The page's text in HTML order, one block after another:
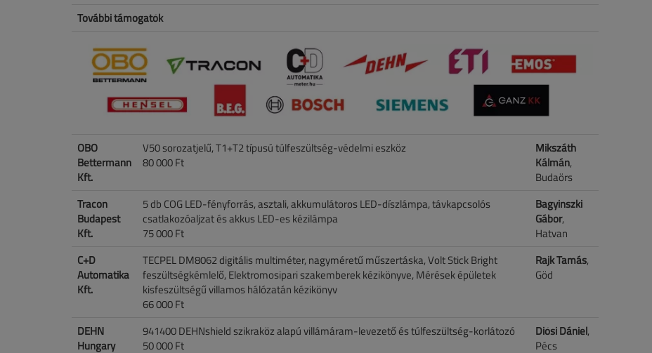
További támogatók
OBO
Bettermann
Kft.
V50 sorozatjelű, T1+T2 típusú túlfeszültség-védelmi eszköz
80 000 Ft
Mikszáth
Kálmán,
Budaörs
Tracon
Budapest
Kft.
5 db COG LED-fényforrás, asztali, akkumulátoros LED-díszlámpa, távkapcsolós
csatlakozóaljzat és akkus LED-es kézilámpa
75 000 Ft
Bagyinszki
Gábor,
Hatvan
C+D
Automatika
Kft.
TECPEL DM8062 digitális multiméter, nagyméretű műszertáska, Volt Stick Bright
feszültségkémlelő, Elektromosipari szakemberek kézikönyve, Mérések épületek
kisfeszültségű villamos hálózatán kézikönyv
66 000 Ft
Rajk Tamás,
Göd
DEHN
Hungary
941400 DEHNshield szikraköz alapú villámáram-levezető és túlfeszültség-korlátozó
50 000 Ft
Diósi Dániel,
Pécs